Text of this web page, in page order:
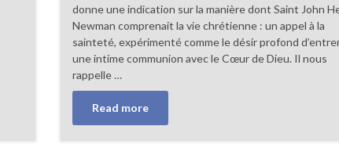
donne une indication sur la manière dont Saint John
Newman comprenait la vie chrétienne : un appel à la
sainteté, expérimenté comme le désir profond
une intime communion avec le Cœur de Dieu. Il nous
rappelle …
Read more